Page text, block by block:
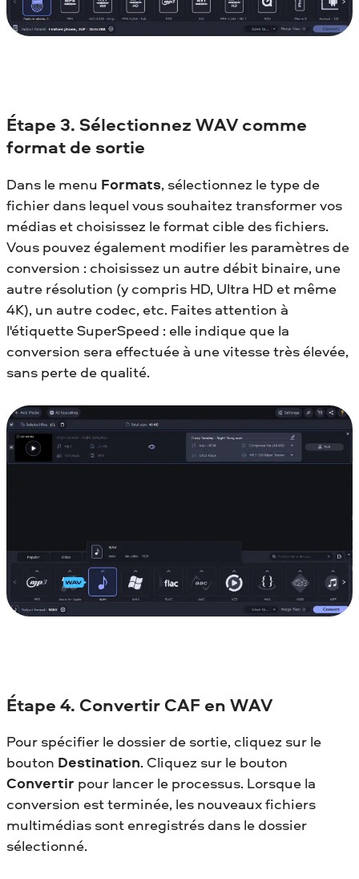
Étape 3. Sélectionnez WAV comme
format de sortie
Dans le menu Formats, sélectionnez le type de
fichier dans lequel vous souhaitez transformer vos
médias et choisissez le format cible des fichiers.
Vous pouvez également modifier les paramètres de
conversion : choisissez un autre débit binaire, une
autre résolution (y compris HD, Ultra HD et même
4K), un autre codec, etc. Faites attention à
l'étiquette SuperSpeed : elle indique que la
conversion sera effectuée à une vitesse très élevée,
sans perte de qualité.
Étape 4. Convertir CAF en WAV
Pour spécifier le dossier de sortie, cliquez sur le
bouton Destination. Cliquez sur le bouton
Convertir pour lancer le processus. Lorsque la
conversion est terminée, les nouveaux fichiers
multimédias sont enregistrés dans le dossier
sélectionné.